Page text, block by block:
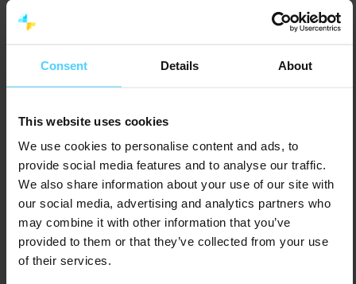
Consent Details About
This website uses cookies
We use cookies to personalise content and ads, to
provide social media features and to analyse our traffic.
We also share information about your use of our site with
our social media, advertising and analytics partners who
may combine it with other information that you’ve
provided to them or that they’ve collected from your use
of their services.
Onze narrowcasting software helpt je
creëren. Dankzij slimme templates en
automatisering ziet jouw
schermcommunicatie er altijd verzorgd
en strak uit en zonder extra
ontwerpwerk.